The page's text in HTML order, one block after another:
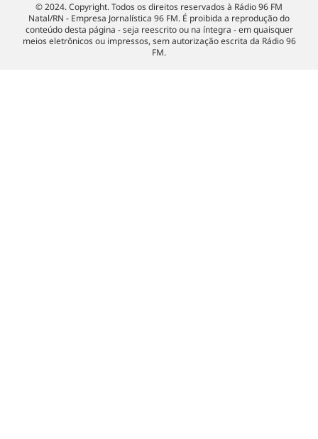
© 2024. Copyright. Todos os direitos reservados à Rádio 96 FM
Natal/RN - Empresa Jornalística 96 FM. É proibida a reprodução do
conteúdo desta página - seja reescrito ou na íntegra - em quaisquer
meios eletrônicos ou impressos, sem autorização escrita da Rádio 96
FM.